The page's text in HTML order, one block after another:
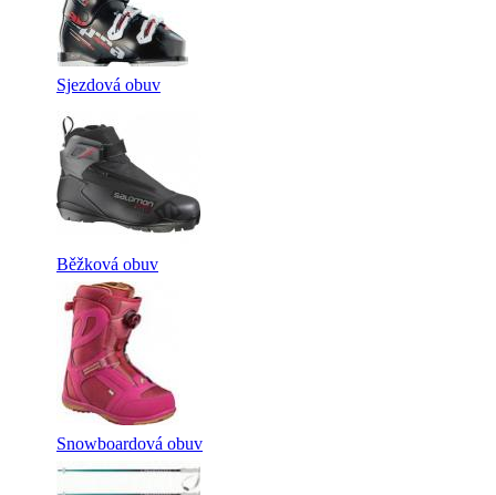
Sjezdová obuv
Běžková obuv
Snowboardová obuv